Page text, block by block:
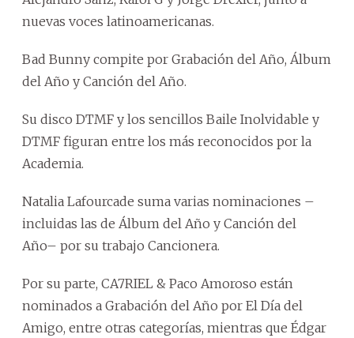
nuevas voces latinoamericanas.
Bad Bunny compite por Grabación del Año, Álbum
del Año y Canción del Año.
Su disco DTMF y los sencillos Baile Inolvidable y
DTMF figuran entre los más reconocidos por la
Academia.
Natalia Lafourcade suma varias nominaciones –
incluidas las de Álbum del Año y Canción del
Año– por su trabajo Cancionera.
Por su parte, CA7RIEL & Paco Amoroso están
nominados a Grabación del Año por El Día del
Amigo, entre otras categorías, mientras que Édgar